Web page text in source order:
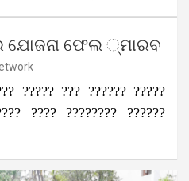
ଯୋଜନା ଫେଲ ୍‌ମାରବ
????? ??? ?????? ?????
???? ???????? ??????